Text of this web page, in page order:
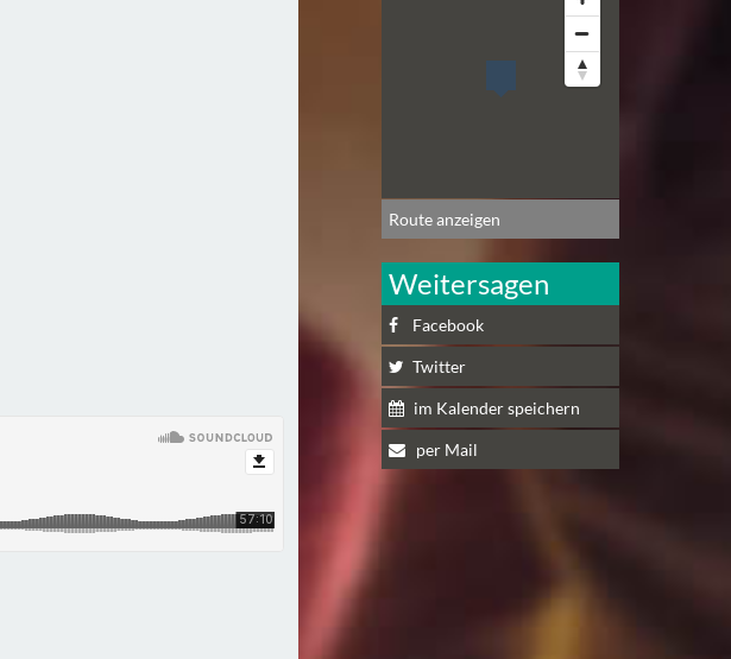
Route anzeigen
Weitersagen
Facebook
Twitter
im Kalender speichern
per Mail